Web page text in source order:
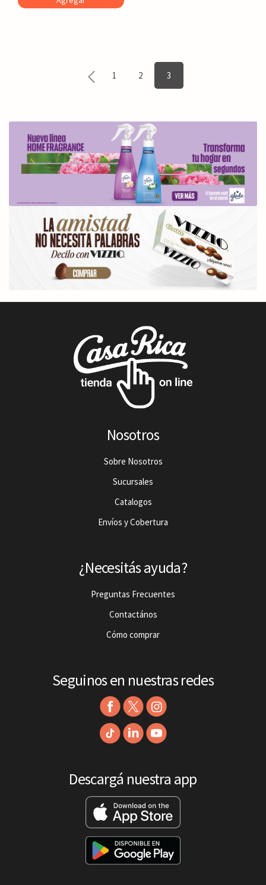
1 2 3
Nosotros
Sobre Nosotros
Sucursales
Catalogos
Envíos y Cobertura
¿Necesitás ayuda?
Preguntas Frecuentes
Contactános
Cómo comprar
Seguinos en nuestras redes
Descargá nuestra app